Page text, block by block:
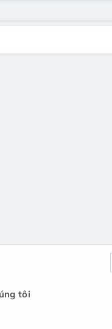
tôi